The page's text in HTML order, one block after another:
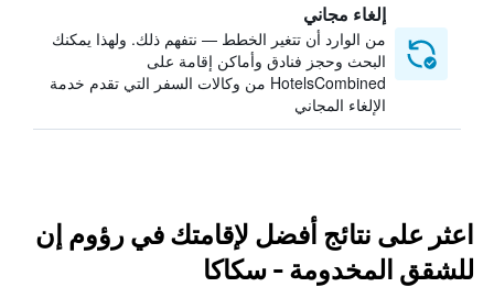
إلغاء مجاني
من الوارد أن تتغير الخطط — نتفهم ذلك. ولهذا يمكنك
البحث وحجز فنادق وأماكن إقامة على
HotelsCombined من وكالات السفر التي تقدم خدمة
الإلغاء المجاني
اعثر على نتائج أفضل لإقامتك في رؤوم إن
للشقق المخدومة - سكاكا